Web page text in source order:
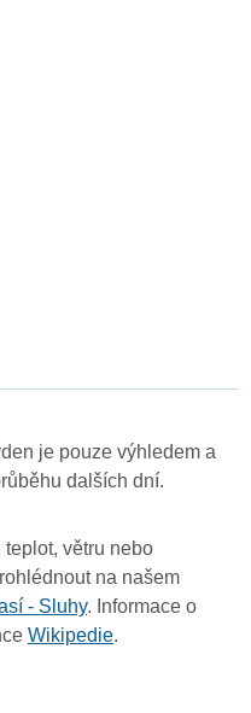
je pouze výhledem a
dalších dní.
větru nebo
na našem
- Sluhy. Informace o
Wikipedie.